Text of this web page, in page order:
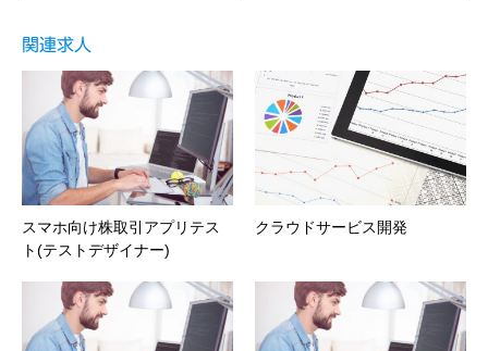
関連求人
スマホ向け株取引アプリテス
ト(テストデザイナー)
クラウドサービス開発